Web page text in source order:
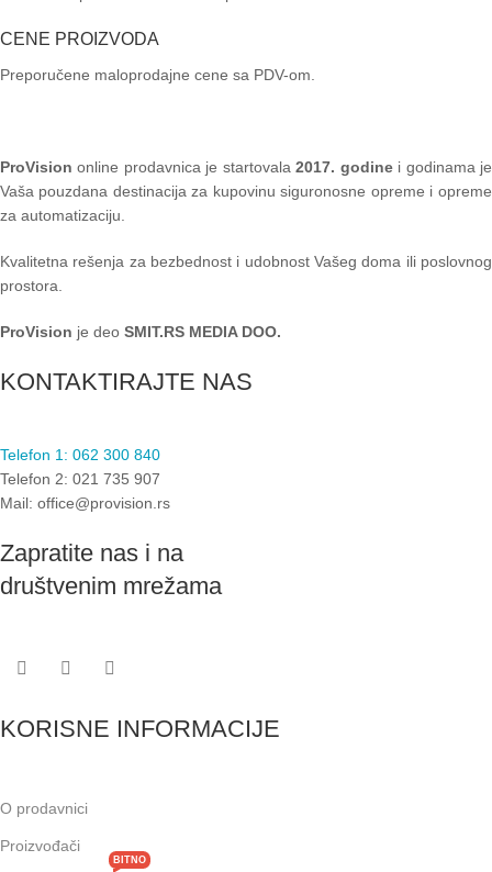
CENE PROIZVODA
Preporučene maloprodajne cene sa PDV-om.
ProVision online prodavnica je startovala2017. godinei godinama je
Vaša pouzdana destinacija za kupovinu siguronosne opreme i opreme
za automatizaciju.
Kvalitetna rešenja za bezbednost i udobnost Vašeg doma ili poslovnog
prostora.
ProVision je deo SMIT.RS MEDIA DOO.
KONTAKTIRAJTE NAS
Telefon 1: 062 300 840
Telefon 2: 021 735 907
Mail: office@provision.rs
Zapratite nas i na
društvenim mrežama
KORISNE INFORMACIJE
O prodavnici
Proizvođači
BITNO